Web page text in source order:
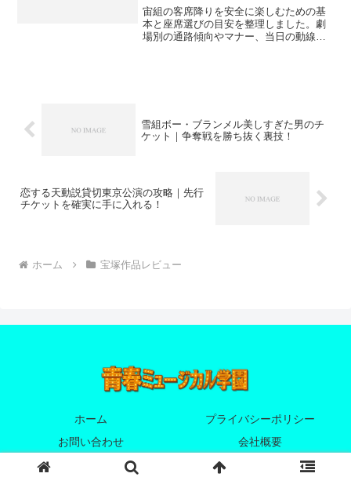
宙組の客席降りを安全に楽しむための基
本と座席選びの目安を整理しました。劇
場別の通路傾向やマナー、当日の動線読
雪組ボー・ブランメル美しすぎた男のチ
ケット｜争奪戦を勝ち抜く裏技！
恋する天動説貸切東京公演の攻略｜先行
チケットを確実に手に入れる！
ホーム 宝塚作品レビュー
ホーム
プライバシーポリシー
お問い合わせ
会社概要
© 2025 青春ミュージカル学園.